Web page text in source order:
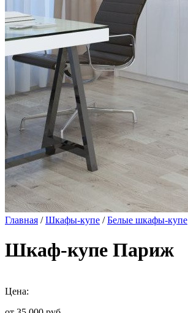
Главная /Шкафы-купе /Белые шкафы-купе
Шкаф-купе Париж
Цена: